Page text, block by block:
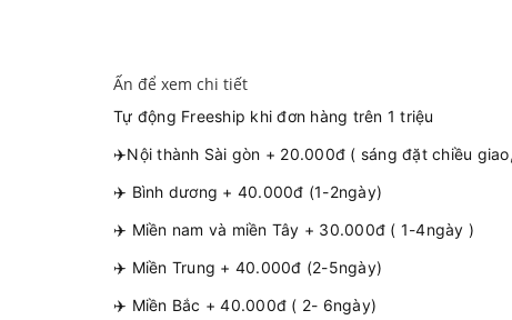
Ấn để xem chi tiết
Tự động Freeship khi đơn hàng trên 1 triệu
✈️Nội thành Sài gòn + 20.000đ ( sáng đặt chiều
✈️ Bình dương + 40.000đ (1-2ngày)
✈️ Miền nam và miền Tây + 30.000đ ( 1-4ngày )
✈️ Miền Trung + 40.000đ (2-5ngày)
✈️ Miền Bắc + 40.000đ ( 2- 6ngày)